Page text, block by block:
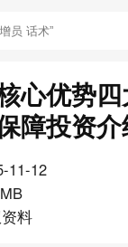
心优势
障投资
11-12
料